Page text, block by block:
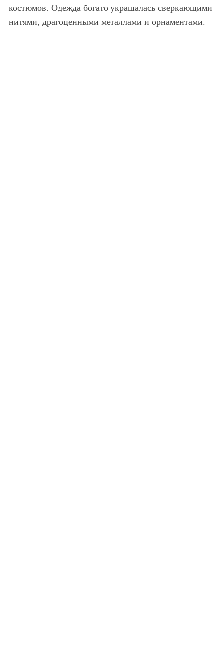
костюмов. Одежда богато украшалась сверкающими
нитями, драгоценными металлами и орнаментами.